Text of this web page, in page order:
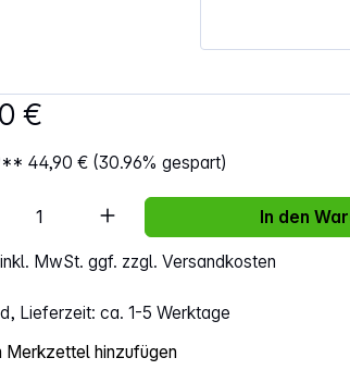
€
44,90 € (30.96% gespart)
MwSt. ggf. zzgl. Versandkosten
Lieferzeit: ca. 1-5 Werktage
Anzahl: Gib den In den
Merkzettel hinzufügen